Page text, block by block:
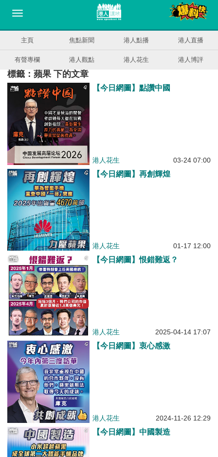
主頁 焦點新聞 港人點播 港人直播
有聲專欄 港人觀點 港人花生 港人博評
標籤：蘋果 下的文章
【今日網圖】點讚中國
港人花生 03-24 07:00
【今日網圖】再創輝煌
港人花生 01-17 12:00
【今日網圖】恨錯難返？
港人花生 2025-04-14 17:07
【今日網圖】衷心感激
港人花生 2024-11-26 12:29
【今日網圖】中國製造